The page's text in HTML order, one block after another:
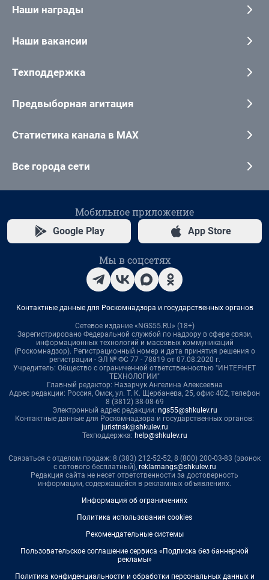
Наши награды
Наши вакансии
Техподдержка
Предвыборная агитация
Статистика канала в MAX
Все города сети
Мобильное приложение
Google Play App Store
Мы в соцсетях
Контактные данные для Роскомнадзора и государственных органов
Сетевое издание «NGS55.RU» (18+)
Зарегистрировано Федеральной службой по надзору в сфере связи,
информационных технологий и массовых коммуникаций
(Роскомнадзор). Регистрационный номер и дата принятия решения о
регистрации - ЭЛ № ФС 77 - 78819 от 07.08.2020 г.
Учредитель: Общество с ограниченной ответственностью "ИНТЕРНЕТ
ТЕХНОЛОГИИ"
Главный редактор: Назарчук Ангелина Алексеевна
Адрес редакции: Россия, Омск, ул. Т. К. Щербанева, 25, офис 402, телефон
8 (3812) 38-08-69
Электронный адрес редакции: ngs55@shkulev.ru
Контактные данные для Роскомнадзора и государственных органов:
juristnsk@shkulev.ru
Техподдержка: help@shkulev.ru
Связаться с отделом продаж: 8 (383) 212-52-52, 8 (800) 200-03-83 (звонок
с сотового бесплатный), reklamangs@shkulev.ru
Редакция сайта не несет ответственности за достоверность
информации, содержащейся в рекламных объявлениях.
Информация об ограничениях
Политика использования cookies
Рекомендательные системы
Пользовательское соглашение сервиса «Подписка без баннерной
рекламы»
Политика конфиденциальности и обработки персональных данных и